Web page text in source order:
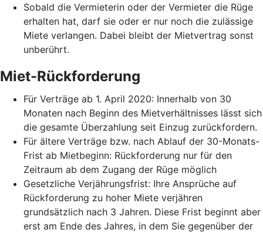
Sobald die Vermieterin oder der Vermieter die Rüge
erhalten hat, darf sie oder er nur noch die zulässige
Miete verlangen. Dabei bleibt der Mietvertrag sonst
unberührt.
Miet-Rückforderung
Für Verträge ab 1. April 2020: Innerhalb von 30
Monaten nach Beginn des Mietverhältnisses lässt sich
die gesamte Überzahlung seit Einzug zurückfordern.
Für ältere Verträge bzw. nach Ablauf der 30-Monats-
Frist ab Mietbeginn: Rückforderung nur für den
Zeitraum ab dem Zugang der Rüge möglich
Gesetzliche Verjährungsfrist: Ihre Ansprüche auf
Rückforderung zu hoher Miete verjähren
grundsätzlich nach 3 Jahren. Diese Frist beginnt aber
erst am Ende des Jahres, in dem Sie gegenüber der